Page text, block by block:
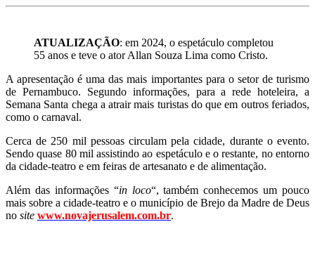
ATUALIZAÇÃO: em 2024, o espetáculo completou
55 anos e teve o ator Allan Souza Lima como Cristo.
A apresentação é uma das mais importantes para o setor de turismo
de Pernambuco. Segundo informações, para a rede hoteleira, a
Semana Santa chega a atrair mais turistas do que em outros feriados,
como o carnaval.
Cerca de 250 mil pessoas circulam pela cidade, durante o evento.
Sendo quase 80 mil assistindo ao espetáculo e o restante, no entorno
da cidade-teatro e em feiras de artesanato e de alimentação.
Além das informações “in loco“, também conhecemos um pouco
mais sobre a cidade-teatro e o município de Brejo da Madre de Deus
no site www.novajerusalem.com.br.